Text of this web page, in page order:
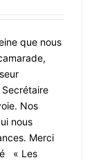
que nous
Nos
nous
Merci
« Les